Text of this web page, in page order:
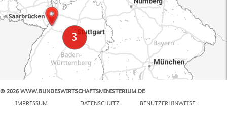
© 2026 WWW.BUNDESWIRTSCHAFTSMINISTERIUM.DE
IMPRESSUM
DATENSCHUTZ BENUTZERHINWEISE